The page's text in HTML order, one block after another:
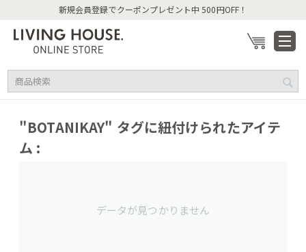
新規会員登録でクーポンプレゼント中 500円OFF！
"BOTANIKAY" タグに紐付けられたアイテ
ム :
データが見つかりません